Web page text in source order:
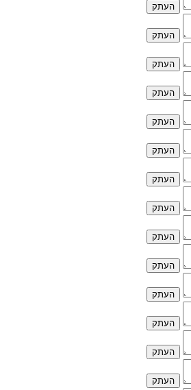
העתק
העתק
העתק
העתק
העתק
העתק
העתק
העתק
העתק
העתק
העתק
העתק
העתק
העתק